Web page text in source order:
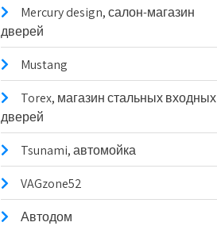
Mercury design, салон-магазин
дверей
Mustang
Torex, магазин стальных входных
дверей
Tsunami, автомойка
VAGzone52
Автодом